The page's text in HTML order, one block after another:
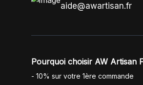
aide@awartisan.fr
Pourquoi choisir AW Artisan
- 10% sur votre 1ère commande